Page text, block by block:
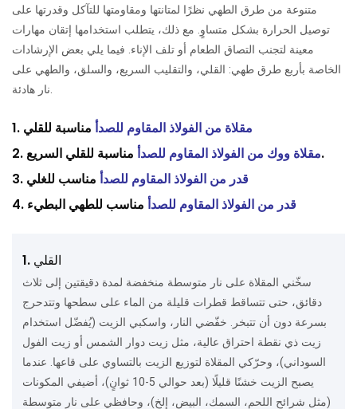
متنوعة من طرق الطهي نظرًا لمتانتها ومقاومتها للتآكل وقدرتها على
توصيل الحرارة بشكل متساوٍ. مع ذلك، يتطلب استخدامها إتقان مهارات
معينة لتجنب التصاق الطعام أو تلف الإناء. فيما يلي بعض الإرشادات
الخاصة بأربع طرق طهي: القلي، والتقليب السريع، والسلق، والطهي على
نار هادئة.
1. مقلاة من الفولاذ المقاوم للصدأ مناسبة للقلي
2.
مقلاة ووك من الفولاذ المقاوم للصدأمناسبة للقلي السريع.
3.
قدر من الفولاذ المقاوم للصدأ مناسب للغلي
4.
قدر من الفولاذ المقاوم للصدأ مناسب للطهي البطيء
1. القلي
سخّني المقلاة على نار متوسطة منخفضة لمدة دقيقتين إلى ثلاث
دقائق، حتى تتساقط قطرات قليلة من الماء على سطحها وتتدحرج
بسرعة دون أن تتبخر. خفّضي النار، واسكبي الزيت (يُفضّل استخدام
زيت ذي نقطة احتراق عالية، مثل زيت دوار الشمس أو زيت الفول
السوداني)، وحرّكي المقلاة لتوزيع الزيت بالتساوي على قاعها. عندما
يصبح الزيت خشنًا قليلًا (بعد حوالي 5-10 ثوانٍ)، أضيفي المكونات
(مثل شرائح اللحم، السمك، البيض، إلخ)، وحافظي على نار متوسطة